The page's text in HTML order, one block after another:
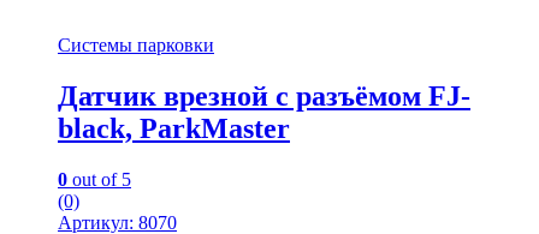
Системы парковки
Датчик врезной с разъёмом FJ-
black, ParkMaster
0 out of 5
(0)
Артикул: 8070